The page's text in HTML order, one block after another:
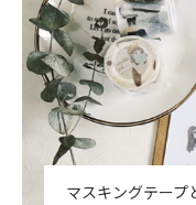
マスキングテープ